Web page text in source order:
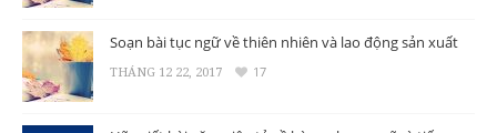
Soạn bài tục ngữ về thiên nhiên và lao động sản xuất
THÁNG 12 22, 2017 17